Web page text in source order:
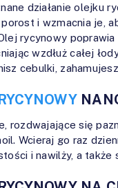
działanie olejku
i wzmacnia je,
rycynowy
wzdłuż całej
cebulki,
rozdwajające się
Wcieraj go raz
i nawilży, a także